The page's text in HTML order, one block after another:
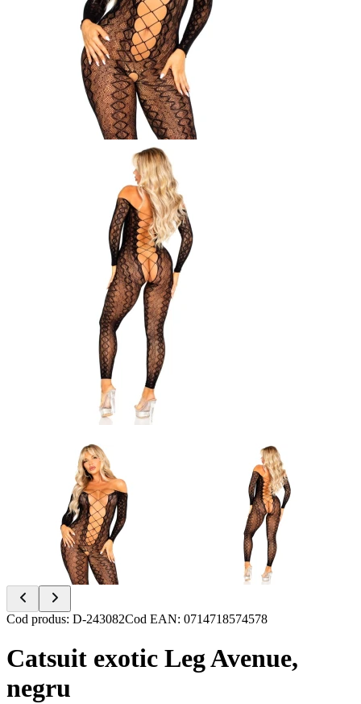
Item
of
2
Cod produs: D-243082Cod EAN: 0714718574578
Catsuit exotic Leg Avenue,
negru